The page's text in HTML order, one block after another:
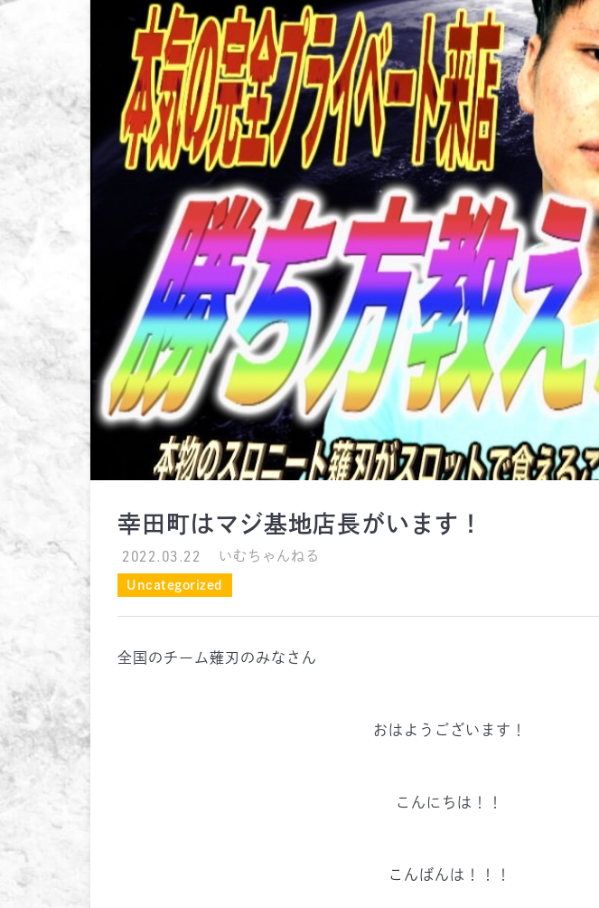
幸田町はマジ基地店長がいます！
2022.03.22 いむちゃんねる
Uncategorized
全国のチーム薙刃のみなさん
おはようございます！
こんにちは！！
こんばんは！！！